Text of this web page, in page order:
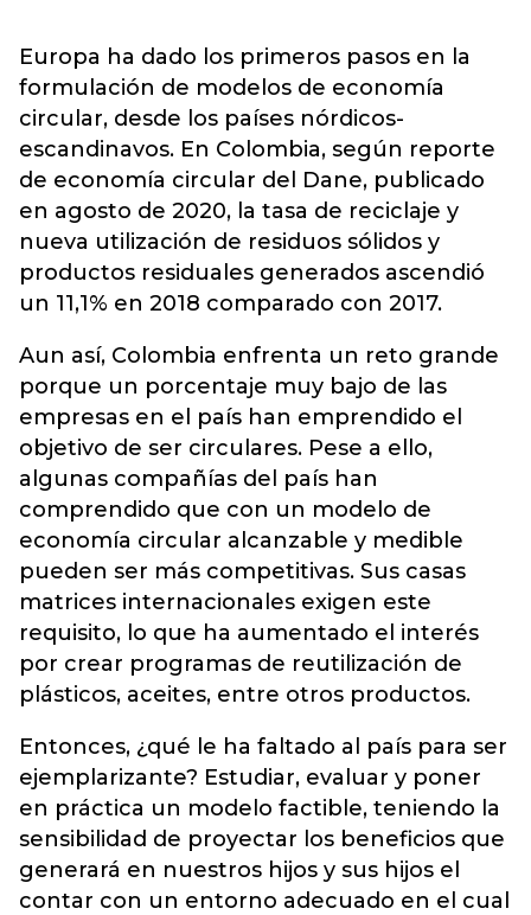
Europa ha dado los primeros pasos en la
formulación de modelos de economía
circular, desde los países nórdicos-
escandinavos. En Colombia, según reporte
de economía circular del Dane, publicado
en agosto de 2020, la tasa de reciclaje y
nueva utilización de residuos sólidos y
productos residuales generados ascendió
un 11,1% en 2018 comparado con 2017.
Aun así, Colombia enfrenta un reto grande
porque un porcentaje muy bajo de las
empresas en el país han emprendido el
objetivo de ser circulares. Pese a ello,
algunas compañías del país han
comprendido que con un modelo de
economía circular alcanzable y medible
pueden ser más competitivas. Sus casas
matrices internacionales exigen este
requisito, lo que ha aumentado el interés
por crear programas de reutilización de
plásticos, aceites, entre otros productos.
Entonces, ¿qué le ha faltado al país para ser
ejemplarizante? Estudiar, evaluar y poner
en práctica un modelo factible, teniendo la
sensibilidad de proyectar los beneficios que
generará en nuestros hijos y sus hijos el
contar con un entorno adecuado en el cual